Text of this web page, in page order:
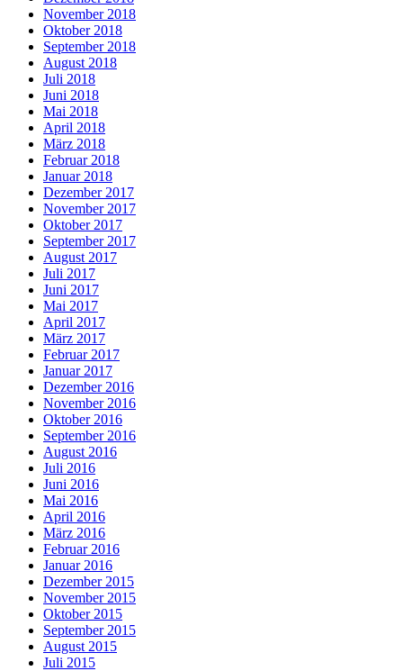
November 2018
Oktober 2018
September 2018
August 2018
Juli 2018
Juni 2018
Mai 2018
April 2018
März 2018
Februar 2018
Januar 2018
Dezember 2017
November 2017
Oktober 2017
September 2017
August 2017
Juli 2017
Juni 2017
Mai 2017
April 2017
März 2017
Februar 2017
Januar 2017
Dezember 2016
November 2016
Oktober 2016
September 2016
August 2016
Juli 2016
Juni 2016
Mai 2016
April 2016
März 2016
Februar 2016
Januar 2016
Dezember 2015
November 2015
Oktober 2015
September 2015
August 2015
Juli 2015